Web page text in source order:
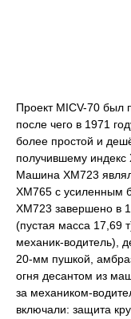
Проект MICV-70 был
после чего в 1971
более простой и
получившему
Машина ХМ723
XM765 с усиленным
XM723 завершено в
(пустая масса 17,69
механик-водитель),
20-мм пушкой,
огня десантом из
за механиком-
включали: защита